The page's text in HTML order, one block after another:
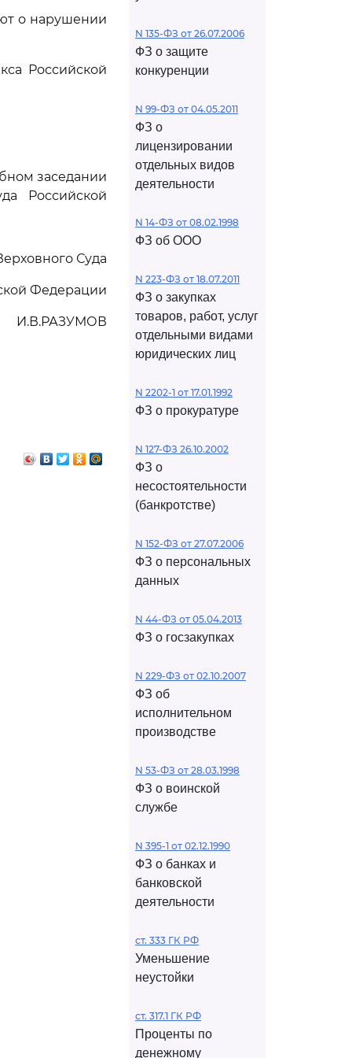
о нарушении
Российской
заседании
Российской
Суда
Федерации
И.В.РАЗУМОВ
N 135-ФЗ от 26.07.2006
ФЗ о защите
конкуренции
N 99-ФЗ от 04.05.2011
ФЗ о
лицензировании
отдельных видов
деятельности
N 14-ФЗ от 08.02.1998
ФЗ об ООО
N 223-ФЗ от 18.07.2011
ФЗ о закупках
товаров, работ, услуг
отдельными видами
юридических лиц
N 2202-1 от 17.01.1992
ФЗ о прокуратуре
N 127-ФЗ 26.10.2002
ФЗ о
несостоятельности
(банкротстве)
N 152-ФЗ от 27.07.2006
ФЗ о персональных
данных
N 44-ФЗ от 05.04.2013
ФЗ о госзакупках
N 229-ФЗ от 02.10.2007
ФЗ об
исполнительном
производстве
N 53-ФЗ от 28.03.1998
ФЗ о воинской
службе
N 395-1 от 02.12.1990
ФЗ о банках и
банковской
деятельности
ст. 333 ГК РФ
Уменьшение
неустойки
ст. 317.1 ГК РФ
Проценты по
денежному